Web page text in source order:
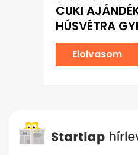
CUKI
HÚSVÉTRA
Elolvasom